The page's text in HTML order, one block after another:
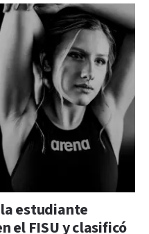
estudiante
el FISU y clasificó